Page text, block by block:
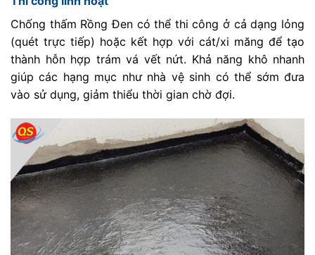
Chống thấm Rồng Đen có thể thi công ở cả dạng lỏng
(quét trực tiếp) hoặc kết hợp với cát/xi măng để tạo
thành hỗn hợp trám vá vết nứt. Khả năng khô nhanh
giúp các hạng mục như nhà vệ sinh có thể sớm đưa
vào sử dụng, giảm thiểu thời gian chờ đợi.